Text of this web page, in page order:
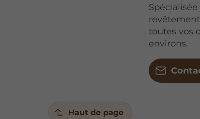
toutes vos
environs.
Haut de page